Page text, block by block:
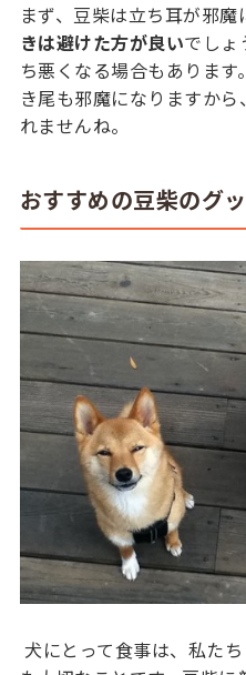
まず、豆柴は立ち耳が邪魔
きは避けた方が良いでしょ
ち悪くなる場合もありま
き尾も邪魔になりますから、
れませんね。
おすすめの豆柴のグ
犬にとって食事は、私た